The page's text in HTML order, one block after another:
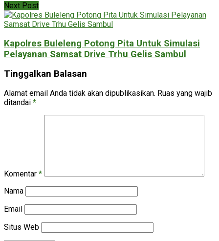
Next Post
Kapolres Buleleng Potong Pita Untuk Simulasi
Pelayanan Samsat Drive Trhu Gelis Sambul
Tinggalkan Balasan
Alamat email Anda tidak akan dipublikasikan. Ruas yang wajib
ditandai *
Komentar *
Nama
Email
Situs Web